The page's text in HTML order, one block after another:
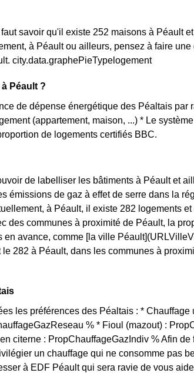
savoir qu'il existe 252 maisons à Péault
à Péault ou ailleurs, pensez à faire une
city.data.graphePieTypelogement
Péault ?
de dépense énergétique des Péaltais par
(appartement, maison, ...) * Le
de logements certifiés BBC.
de labelliser les bâtiments à Péault et
émissions de gaz à effet de serre dans la
à Péault, il existe 282 logements
des communes à proximité de Péault, la
avance, comme [la ville
282 à Péault, dans les communes à
les préférences des Péaltais : * Chauffage
% * Fioul (mazout) :
citerne : PropChauffageGazIndiv % Afin de
un chauffage qui ne consomme pas
à EDF Péault qui sera ravie de vous